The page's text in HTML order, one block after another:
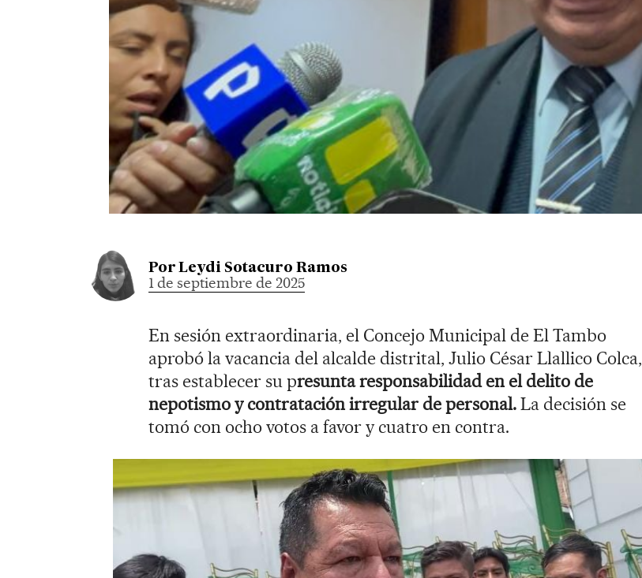
Por Leydi Sotacuro Ramos
1 de septiembre de 2025
En sesión extraordinaria, el Concejo Municipal de El Tambo
aprobó la vacancia del alcalde distrital, Julio César Llallico Colca,
tras establecer su presunta responsabilidad en el delito de
nepotismo y contratación irregular de personal.La decisión se
tomó con ocho votos a favor y cuatro en contra.